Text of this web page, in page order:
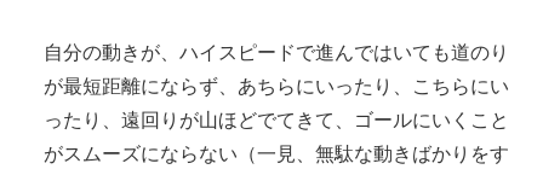
自分の動きが、ハイスピードで進んではいても道のり
が最短距離にならず、あちらにいったり、こちらにい
ったり、遠回りが山ほどでてきて、ゴールにいくこと
がスムーズにならない（一見、無駄な動きばかりをす